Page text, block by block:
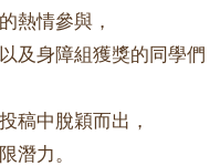
熱情參與，
及身障組獲獎的同學們
稿中脫穎而出，
潛力。